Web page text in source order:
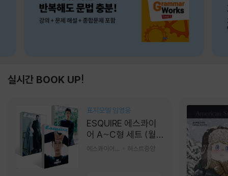
실시간 BOOK UP!
표지모델 임영웅
ESQUIRE 에스콰이
어 A~C형 세트 (월
간) : 9월 [2026]
허스트중앙